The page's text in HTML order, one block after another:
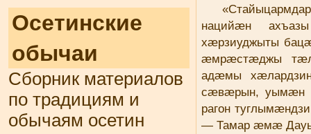
Осетинские
обычаи
Сборник материалов
по традициям и
обычаям осетин
нацийæн
хæрзиуджыты
æмрæстæджы
адæмы
сæвæрын, уымæн
рагон
— Тамар æмæ